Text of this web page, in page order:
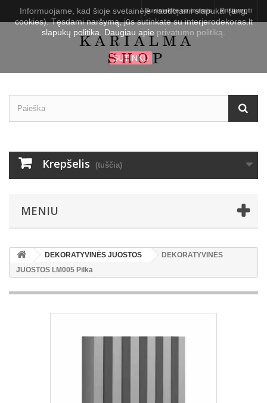
Prisijungti
Susisiekite su mumis
Krepšelis (tuščia)
MENIU
DEKORATYVINĖS JUOSTOS
DEKORATYVINĖS
JUOSTOS LM005 Pilka
Informuojame, kad šioje svetainėje naudojami slapukai (ang.
cookies). Tęsdami naršymą, jūs sutinkate su interjerodekoras.lt
slapukų politika. Daugiau apie privatumo politiką
SUTINKU